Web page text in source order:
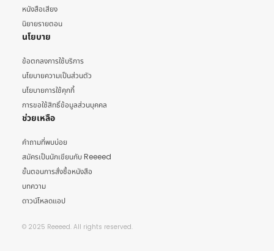
หนังสือเสียง
นิยายรายตอน
นโยบาย
ข้อตกลงการใช้บริการ
นโยบายความเป็นส่วนตัว
นโยบายการใช้คุกกี้
การขอใช้สิทธิ์ข้อมูลส่วนบุคคล
ช่วยเหลือ
คำถามที่พบบ่อย
สมัครเป็นนักเขียนกับ Reeeed
ขั้นตอนการสั่งซื้อหนังสือ
บทความ
ดาวน์โหลดแอป
© 2025 Reeeed. All rights reserved.